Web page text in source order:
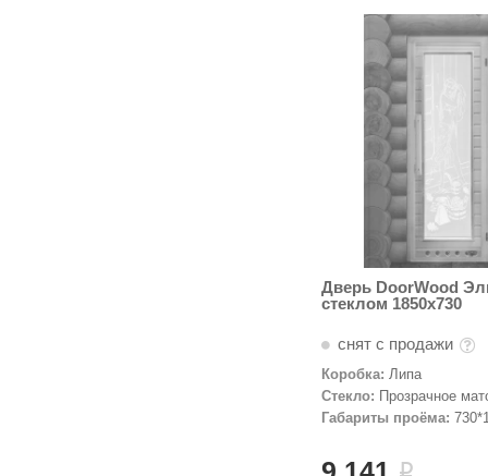
Дверь DoorWood
стеклом 1850х730
снят с продажи
Коробка: Липа
Стекло: Прозрачное
Деревянная дверь
Габариты проёма:
i